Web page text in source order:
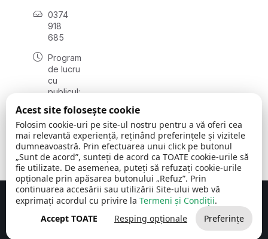
0374
918
685
Program
de lucru
cu
publicul:
08:00 -
16:30
, vineri:
08:00 -
14:00
Comuna Cerchezu © 2026Toate drepturile rezervate
Concept realizat de Big Media Relații Publice SRL
Acest site folosește cookie
Folosim cookie-uri pe site-ul nostru pentru a vă oferi cea
mai relevantă experiență, reținând preferințele și vizitele
dumneavoastră. Prin efectuarea unui click pe butonul
„Sunt de acord”, sunteți de acord ca TOATE cookie-urile să
fie utilizate. De asemenea, puteți să refuzați cookie-urile
opționale prin apăsarea butonului „Refuz”. Prin
continuarea accesării sau utilizării Site-ului web vă
exprimați acordul cu privire la Termeni și Condiții.
Accept TOATE
Resping opționale Preferințe